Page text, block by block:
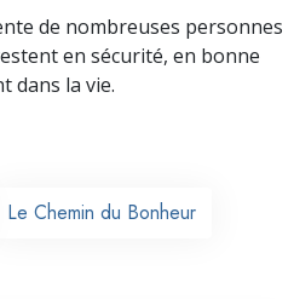
de nombreuses personnes
en sécurité, en bonne
dans la vie.
Le Chemin du Bonheur